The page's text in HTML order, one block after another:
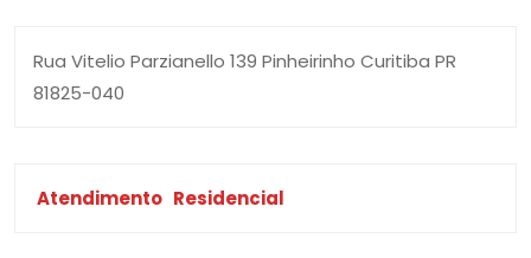
Rua Vitelio Parzianello 139 Pinheirinho Curitiba PR
81825-040
Atendimento Residencial